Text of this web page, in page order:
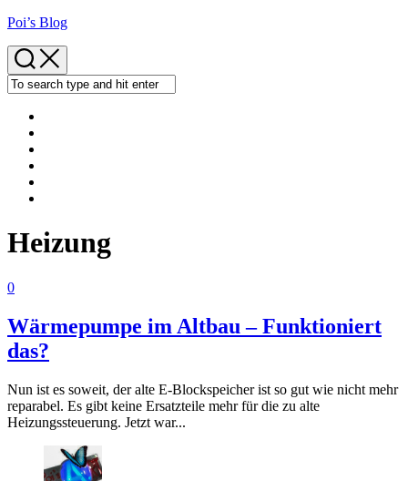
Skip
content
Poi’s Blog
Heizung
0
Wärmepumpe im Altbau – Funktioniert
das?
Nun ist es soweit, der alte E-Blockspeicher ist so gut wie nicht mehr
reparabel. Es gibt keine Ersatzteile mehr für die zu alte
Heizungssteuerung. Jetzt war...